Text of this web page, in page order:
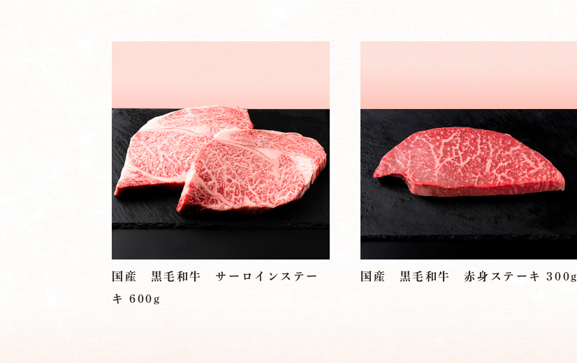
国産 黒毛和牛 サーロインステー
キ 600g
国産 黒毛和牛 赤身ステーキ 300g